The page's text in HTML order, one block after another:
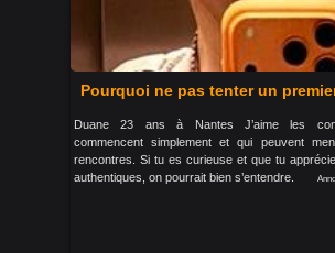
Pourquoi ne pas tenter un
Duane 23 ans à Nantes J’aime les
commencent simplement et qui peuvent
rencontres. Si tu es curieuse et que tu
authentiques, on pourrait bien s’entendre.